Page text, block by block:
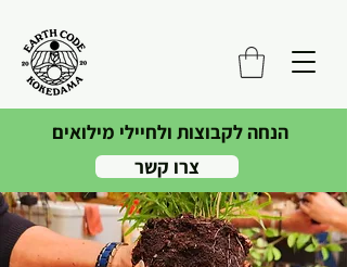
הנחה לקבוצות ולחיילי מילואים
צרו קשר